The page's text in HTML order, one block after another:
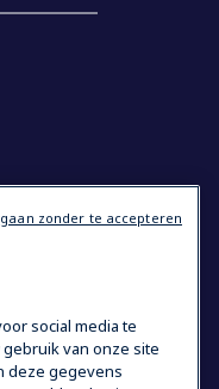
social media te
van onze site
deze gegevens
zonder te accepteren